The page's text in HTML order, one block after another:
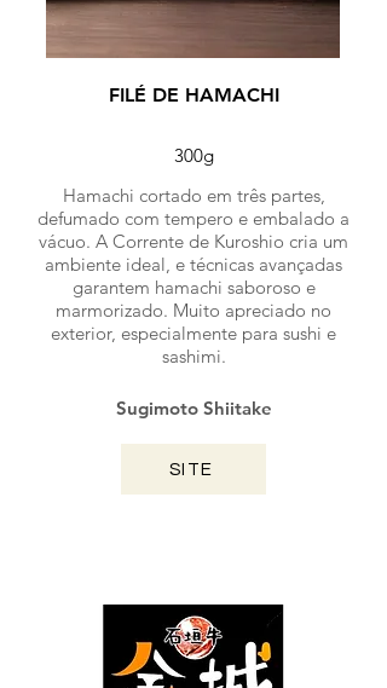
FILÉ DE HAMACHI
300g
Hamachi cortado em três partes,
defumado com tempero e embalado a
vácuo. A Corrente de Kuroshio cria um
ambiente ideal, e técnicas avançadas
garantem hamachi saboroso e
marmorizado. Muito apreciado no
exterior, especialmente para sushi e
sashimi.
Sugimoto Shiitake
SITE